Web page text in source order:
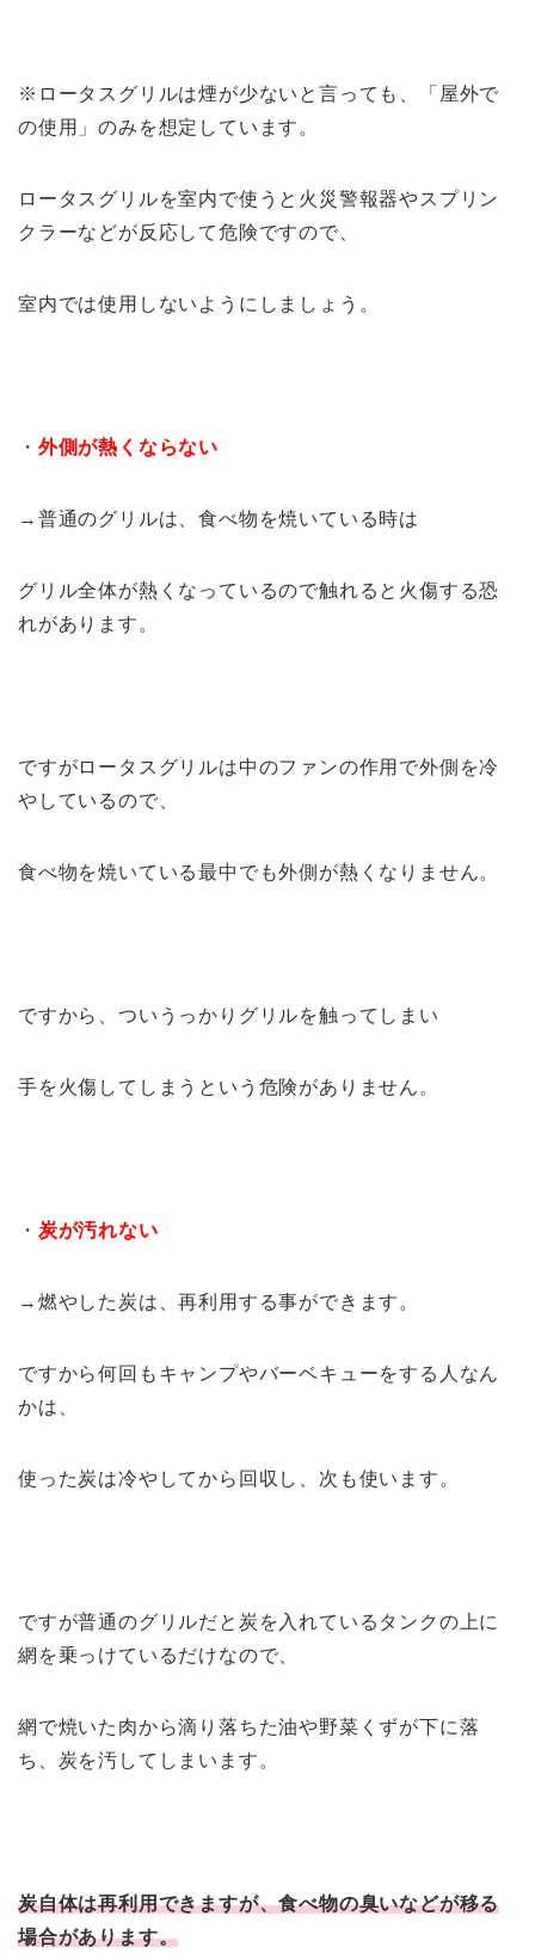
※ロータスグリルは煙が少ないと言っても、「屋外で
の使用」のみを想定しています。
ロータスグリルを室内で使うと火災警報器やスプリン
クラーなどが反応して危険ですので、
室内では使用しないようにしましょう。
・ 外側が熱くならない
→普通のグリルは、食べ物を焼いている時は
グリル全体が熱くなっているので触れると火傷する恐
れがあります。
ですがロータスグリルは中のファンの作用で外側を冷
やしているので、
食べ物を焼いている最中でも外側が熱くなりません。
ですから、ついうっかりグリルを触ってしまい
手を火傷してしまうという危険がありません。
・ 炭が汚れない
→燃やした炭は、再利用する事ができます。
ですから何回もキャンプやバーベキューをする人なん
かは、
使った炭は冷やしてから回収し、次も使います。
ですが普通のグリルだと炭を入れているタンクの上に
網を乗っけているだけなので、
網で焼いた肉から滴り落ちた油や野菜くずが下に落
ち、炭を汚してしまいます。
炭自体は再利用できますが、食べ物の臭いなどが移る
場合があります。